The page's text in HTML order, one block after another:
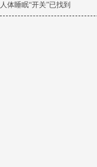
人体睡眠“开关”已找到